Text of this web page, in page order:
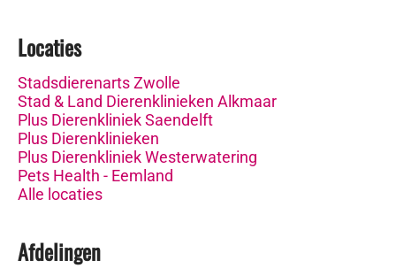
Locaties
Stadsdierenarts Zwolle
Stad & Land Dierenklinieken Alkmaar
Plus Dierenkliniek Saendelft
Plus Dierenklinieken
Plus Dierenkliniek Westerwatering
Pets Health - Eemland
Alle locaties
Afdelingen